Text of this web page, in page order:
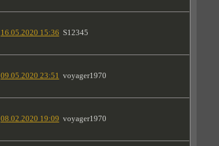
16.05.2020 15:36 S12345
09.05.2020 23:51 voyager1970
08.02.2020 19:09 voyager1970